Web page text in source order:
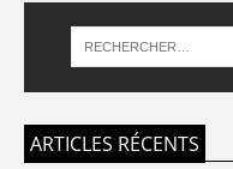
ARTICLES RÉCENTS